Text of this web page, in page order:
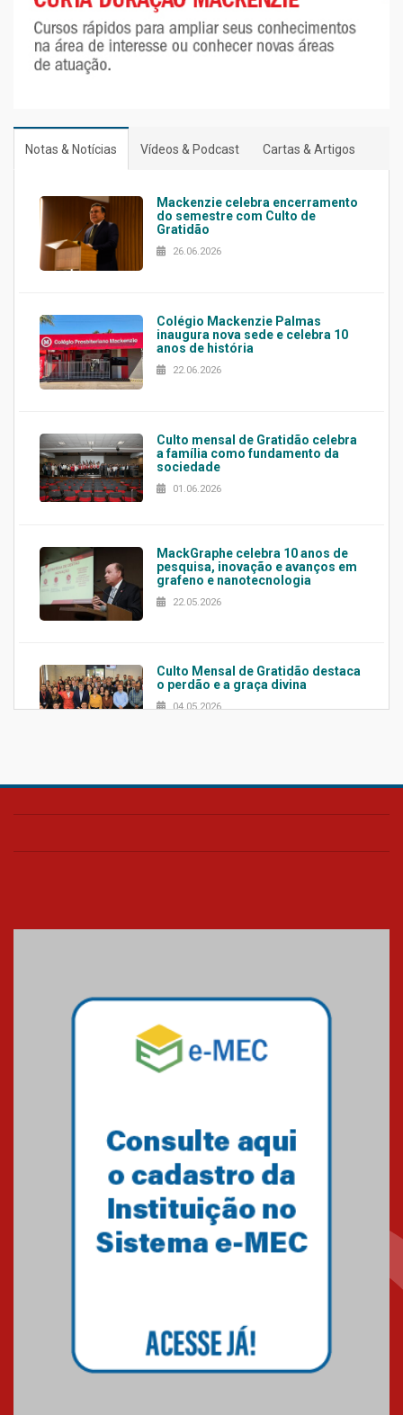
Notas & Notícias Vídeos & Podcast Cartas & Artigos
Mackenzie celebra encerramento
do semestre com Culto de
Gratidão
26.06.2026
Colégio Mackenzie Palmas
inaugura nova sede e celebra 10
anos de história
22.06.2026
Culto mensal de Gratidão celebra
a família como fundamento da
sociedade
01.06.2026
MackGraphe celebra 10 anos de
pesquisa, inovação e avanços em
grafeno e nanotecnologia
22.05.2026
Culto Mensal de Gratidão destaca
o perdão e a graça divina
04.05.2026
Confira como foi o culto mensal
Mackenzie mobiliza campanha
solidária para apoiar famílias em
Minas Gerais
Primeiro culto do ano ressalta o
27.02.2026